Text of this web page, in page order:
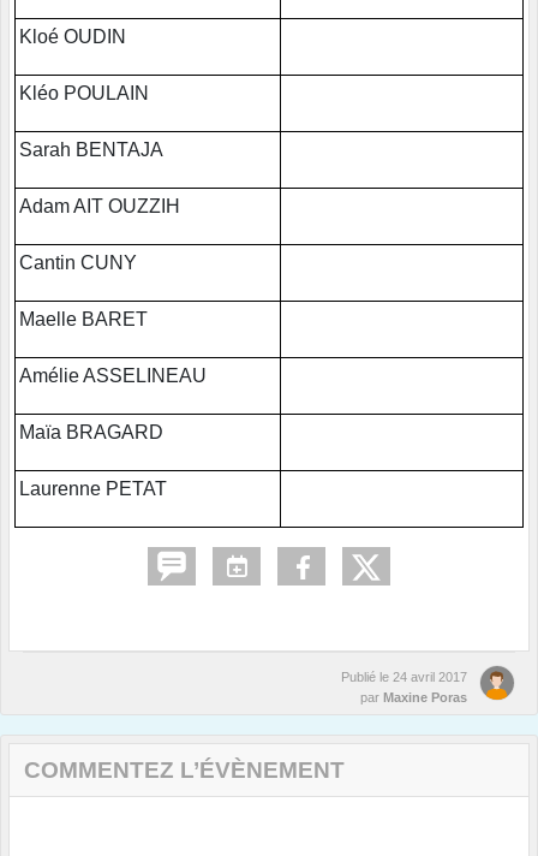
Kloé OUDIN
Kléo POULAIN
Sarah BENTAJA
Adam AIT OUZZIH
Cantin CUNY
Maelle BARET
Amélie ASSELINEAU
Maïa BRAGARD
Laurenne PETAT
Publié le 24 avril 2017
par Maxine Poras
COMMENTEZ L’ÉVÈNEMENT